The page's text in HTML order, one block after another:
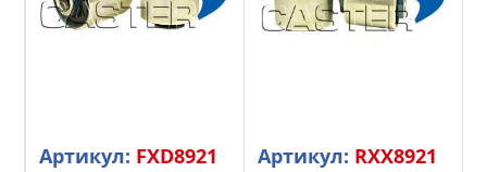
Артикул: FXD8921 Артикул: RXX8921